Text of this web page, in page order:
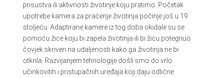
prisustva ili aktivnosti životinje koju pratimo. Početak
upotrebe kamera za praćenje životinja počinje još u 19.
stoljeću. Adaptirane kamere iz tog doba okidale su se
pomoću žice koju bi zapela životinja ili bi žicu potegnuo
čovjek skriven na udaljenosti kako ga životinja ne bi
otkrila. Razvijanjem tehnologije došli smo do vrlo
učinkovitih i pristupačnih uređaja koji daju odlične